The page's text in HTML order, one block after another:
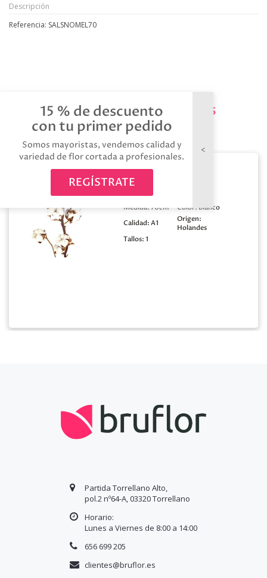
15 % de descuento
con tu primer pedido
Somos mayoristas, vendemos calidad y
variedad de flor cortada a profesionales.
REGÍSTRATE
Descripción
Referencia: SALSNOMEL70
Productos relacionados
Algodon 8 bolas
Medida: 70cm Color: Blanco
Calidad:A1
Origen:
Holandes
Tallos:1
Partida Torrellano Alto,
pol.2 nº64-A, 03320 Torrellano
Horario:
Lunes a Viernes de 8:00 a 14:00
656 699 205
clientes@bruflor.es